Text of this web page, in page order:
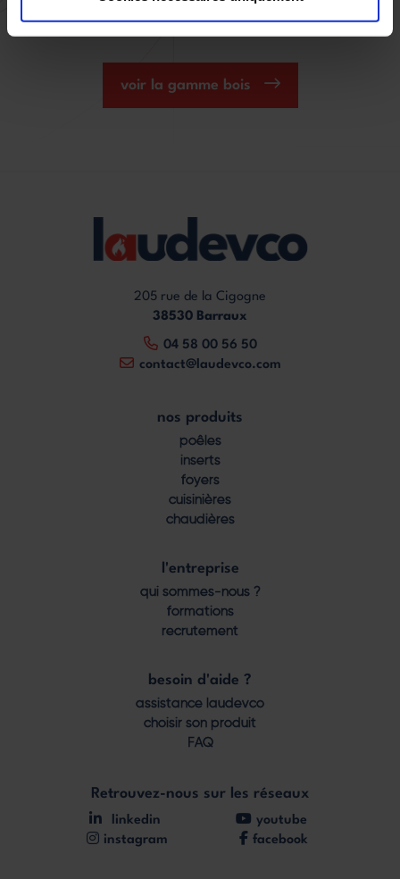
voir la gamme bois
205 rue de la Cigogne
38530 Barraux
04 58 00 56 50
contact@laudevco.com
nos produits
poêles
inserts
foyers
cuisinières
chaudières
l'entreprise
qui sommes-nous ?
formations
recrutement
besoin d'aide ?
assistance laudevco
choisir son produit
FAQ
Retrouvez-nous sur les réseaux
linkedin
youtube
instagram
facebook